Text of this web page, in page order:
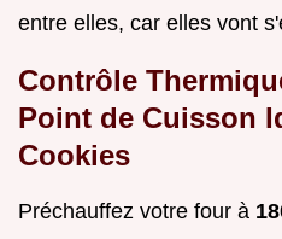
entre elles, car elles vont
Contrôle
Point de Cuisson
Cookies
Préchauffez votre four à